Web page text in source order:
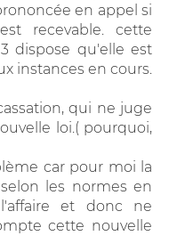
en appel si
recevable. cette
dispose qu'elle est
instances en cours.
qui ne juge
loi.( pourquoi,
car pour moi la
les normes en
et donc ne
cette nouvelle